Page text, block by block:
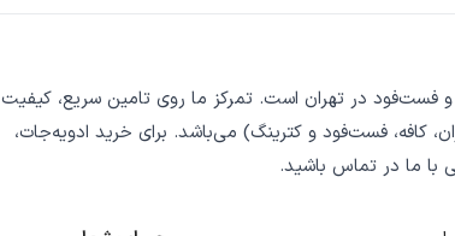
و فست‌فود در تهران است. تمرکز ما روی تامین سریع، کیفیت
کافه، فست‌فود و کترینگ) می‌باشد. برای خرید ادویه‌جات،
با ما در تماس باشید.